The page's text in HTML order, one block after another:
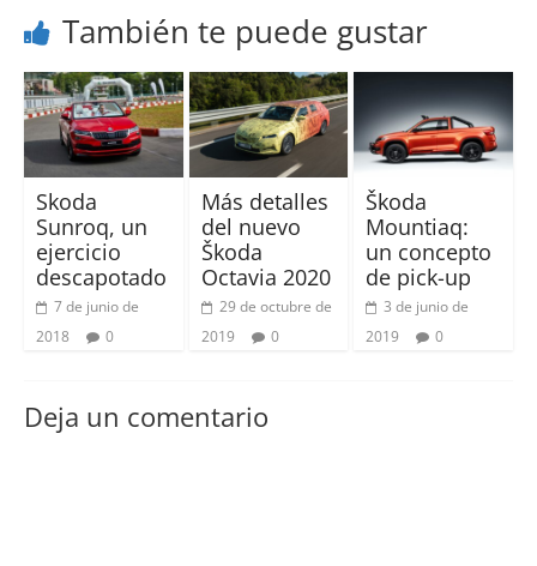
También te puede gustar
Skoda
Sunroq, un
ejercicio
descapotado
7 de junio de
2018
0
Más detalles
del nuevo
Škoda
Octavia 2020
29 de octubre de
2019
0
Škoda
Mountiaq:
un concepto
de pick-up
3 de junio de
2019
0
Deja un comentario